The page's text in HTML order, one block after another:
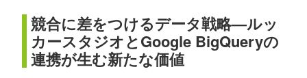
競合に差をつけるデータ戦略—ルッ
カースタジオとGoogle BigQueryの
連携が生む新たな価値